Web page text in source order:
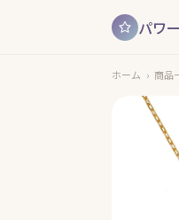
パワ
ホーム › 商品